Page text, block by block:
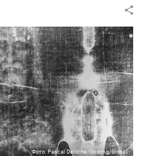
Фото: Pascal Deloche/Godong/Global